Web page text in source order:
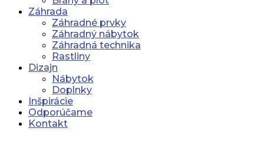
Záhrada
Záhradné prvky
Záhradný nábytok
Záhradná technika
Rastliny
Dizajn
Nábytok
Doplnky
Inšpirácie
Odporúčame
Kontakt